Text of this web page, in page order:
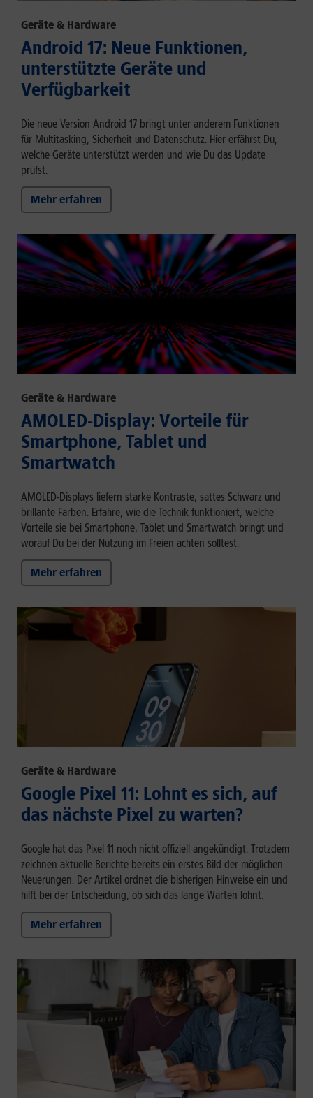
Geräte & Hardware
Android 17: Neue Funktionen,
unterstützte Geräte und
Verfügbarkeit
Die neue Version Android 17 bringt unter anderem Funktionen
für Multitasking, Sicherheit und Datenschutz. Hier erfährst Du,
welche Geräte unterstützt werden und wie Du das Update
prüfst.
Mehr erfahren
Geräte & Hardware
AMOLED-Display: Vorteile für
Smartphone, Tablet und
Smartwatch
AMOLED-Displays liefern starke Kontraste, sattes Schwarz und
brillante Farben. Erfahre, wie die Technik funktioniert, welche
Vorteile sie bei Smartphone, Tablet und Smartwatch bringt und
worauf Du bei der Nutzung im Freien achten solltest.
Mehr erfahren
Geräte & Hardware
Google Pixel 11: Lohnt es sich, auf
das nächste Pixel zu warten?
Google hat das Pixel 11 noch nicht offiziell angekündigt. Trotzdem
zeichnen aktuelle Berichte bereits ein erstes Bild der möglichen
Neuerungen. Der Artikel ordnet die bisherigen Hinweise ein und
hilft bei der Entscheidung, ob sich das lange Warten lohnt.
Mehr erfahren